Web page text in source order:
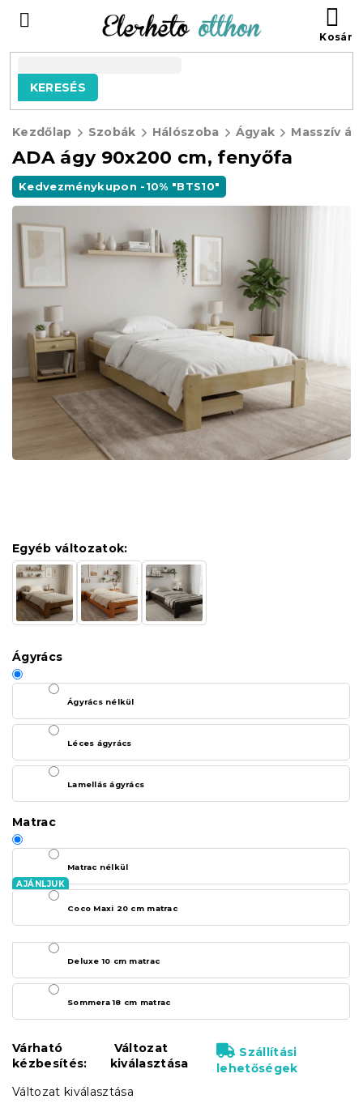
tartalomhoz
KERESÉS
Kezdőlap Szobák Hálószoba Ágyak Masszív
ADA ágy 90x200 cm, fenyőfa
Kedvezménykupon -10% "BTS10"
Változat kiválasztása
Egyéb változatok:
Ágyrács
Ágyrács nélkül
Léces ágyrács
Lamellás ágyrács
Matrac
Matrac nélkül
Coco Maxi 20 cm matrac
Deluxe 10 cm matrac
Sommera 18 cm matrac
Várható
kézbesítés:
Változat
kiválasztása
Szállítási
lehetőségek